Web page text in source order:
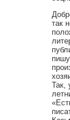
так
Так,